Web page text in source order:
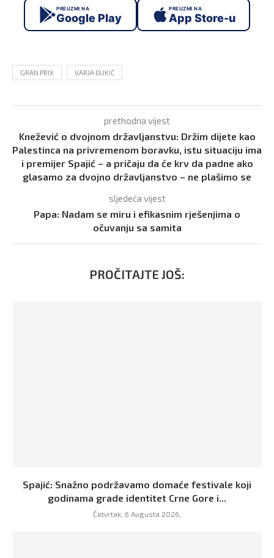
PREUZMI NA
Google Play
PREUZMI NA
App Store-u
GRAN PRIX VARJA ĐUKIĆ
prethodna vijest
Knežević o dvojnom državljanstvu: Držim dijete kao
Palestinca na privremenom boravku, istu situaciju ima
i premijer Spajić – a pričaju da će krv da padne ako
glasamo za dvojno državljanstvo – ne plašimo se
sljedeća vijest
Papa: Nadam se miru i efikasnim rješenjima o
očuvanju sa samita
PROČITAJTE JOŠ:
Spajić: Snažno podržavamo domaće festivale koji
godinama grade identitet Crne Gore i...
Četvrtak, 6 Augusta 2026,